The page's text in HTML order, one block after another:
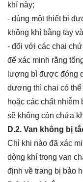
khí này;
- dùng một thiết bị
không khí bằng tay
- đối với các chai
để xác minh rằng
lượng bì được đóng
dương thì chai có
hoặc các chất
sẽ không còn chứa
D.2. Van không bị
Chỉ khi nào đã xác
dòng khí trong van
định về trang bị bảo